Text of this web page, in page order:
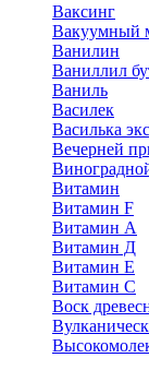
Ваксинг
Вакуумный
Ванилин
Ваниллил
Ваниль
Василек
Василька
Вечерней
Витамин
Витамин F
Витамин А
Витамин Д
Витамин Е
Витамин С
Воск